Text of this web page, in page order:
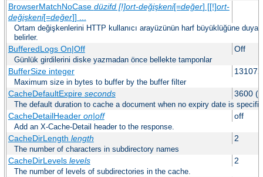
BrowserMatchNoCase düzifd [!]ort-değişkeni[=değer] [[!]ort-
değişkeni[=değer]] ...
Ortam değişkenlerini HTTP kullanıcı arayüzünün harf büyüklüğüne
belirler.
BufferedLogs On|Off Off
Günlük girdilerini diske yazmadan önce bellekte tamponlar
BufferSize integer 131072
Maximum size in bytes to buffer by the buffer filter
CacheDefaultExpire seconds 3600
The default duration to cache a document when no expiry date is
CacheDetailHeader on|off off
Add an X-Cache-Detail header to the response.
CacheDirLength length 2
The number of characters in subdirectory names
CacheDirLevels levels 2
The number of levels of subdirectories in the cache.